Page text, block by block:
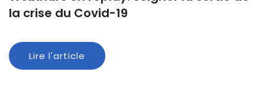
la crise du Covid-19
Lire l'article